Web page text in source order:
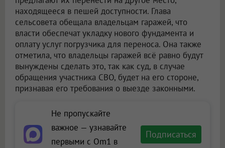
находящееся в пешей доступности. Глава
сельсовета обещала владельцам гаражей, что
власти обеспечат укладку нового фундамента и
оплату услуг погрузчика для переноса. Она также
отметила, что владельцы гаражей всё равно будут
вынуждены сделать это, так как суд, в случае
обращения участника СВО, будет на его стороне,
признавая его требования о выезде законными.
Не пропускайте
важное — узнавайте
первыми с Om1 в
Подписаться